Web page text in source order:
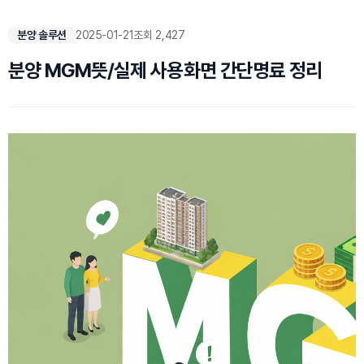
분양 솔루션 2025-01-21조회 2,427
분양 MGM뜻/실제 사용화면 간단명료 정리